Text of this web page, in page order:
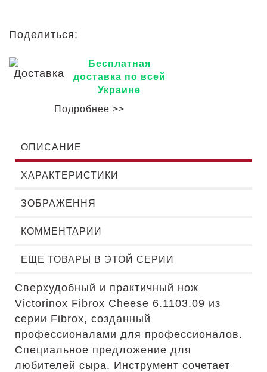
Поделиться:
Бесплатная
доставка по всей
Украине
Подробнее >>
ОПИСАНИЕ
ХАРАКТЕРИСТИКИ
ЗОБРАЖЕННЯ
КОММЕНТАРИИ
ЕЩЕ ТОВАРЫ В ЭТОЙ СЕРИИ
Сверхудобный и практичный нож
Victorinox Fibrox Cheese 6.1103.09 из
серии Fibrox, созданный
профессионалами для профессионалов.
Специальное предложение для
любителей сыра. Инструмент сочетает